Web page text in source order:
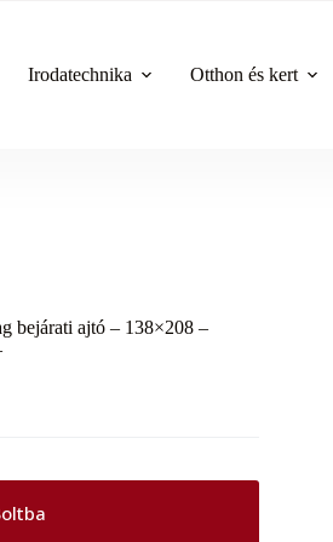
Irodatechnika Otthon és kert
bejárati ajtó – 138×208 –